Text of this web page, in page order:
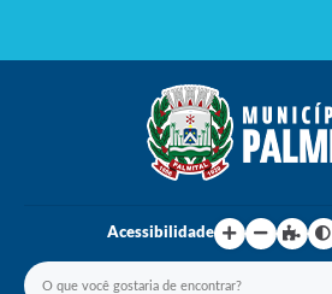
Acessibilidade